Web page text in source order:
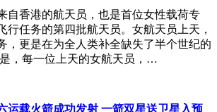
自香港的航天员，也是首位女性载荷专
行任务的第四批航天员。女航天员上天，
，更是在为全人类补全缺失了半个世纪的
，每一位上天的女航天员，…
运载火箭成功发射 一箭双星送卫星入预